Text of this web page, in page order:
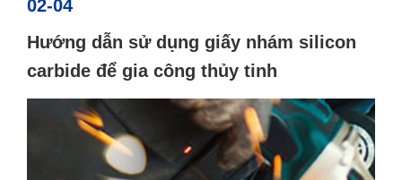
02-04
Hướng dẫn sử dụng giấy nhám silicon
carbide để gia công thủy tinh